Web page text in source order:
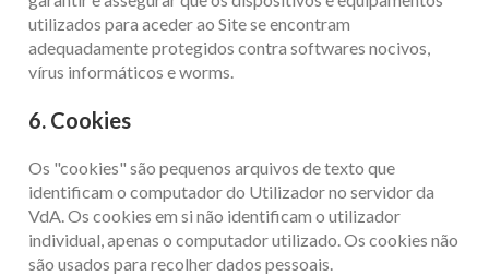
utilizados para aceder ao Site se encontram
adequadamente protegidos contra softwares nocivos,
vírus informáticos e worms.
6. Cookies
Os "cookies" são pequenos arquivos de texto que
identificam o computador do Utilizador no servidor da
VdA. Os cookies em si não identificam o utilizador
individual, apenas o computador utilizado. Os cookies não
são usados para recolher dados pessoais.